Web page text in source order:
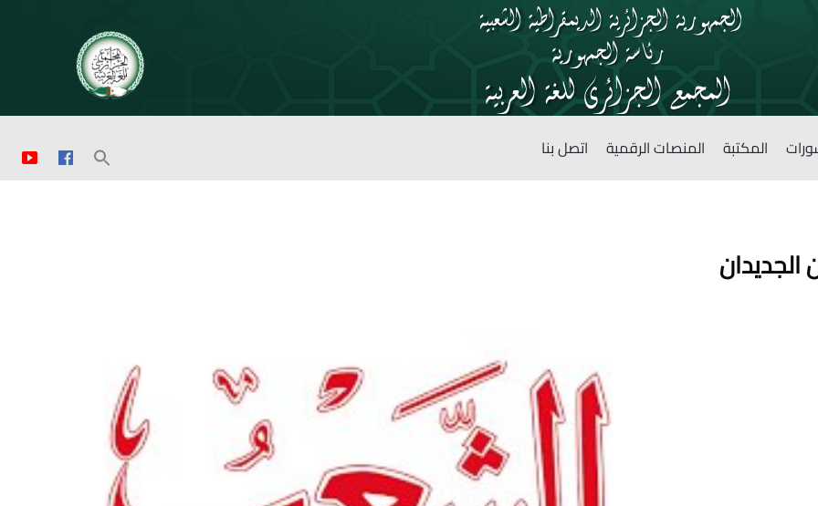
المكتبة المنصات الرقمية اتصل بنا